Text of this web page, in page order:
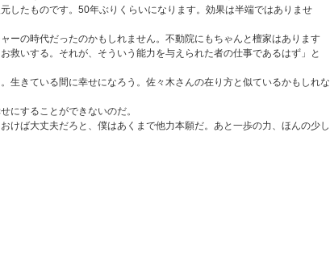
したものです。50年ぶりくらいになります。効果は半端ではありませ
ーの時代だったのかもしれません。不動院にもちゃんと檀家はあります
いする。それが、そういう能力を与えられた者の仕事であるはず」と
きている間に幸せになろう。佐々木さんの在り方と似ているかもしれな
することができないのだ。
ば大丈夫だろと、僕はあくまで他力本願だ。あと一歩の力、ほんの少し